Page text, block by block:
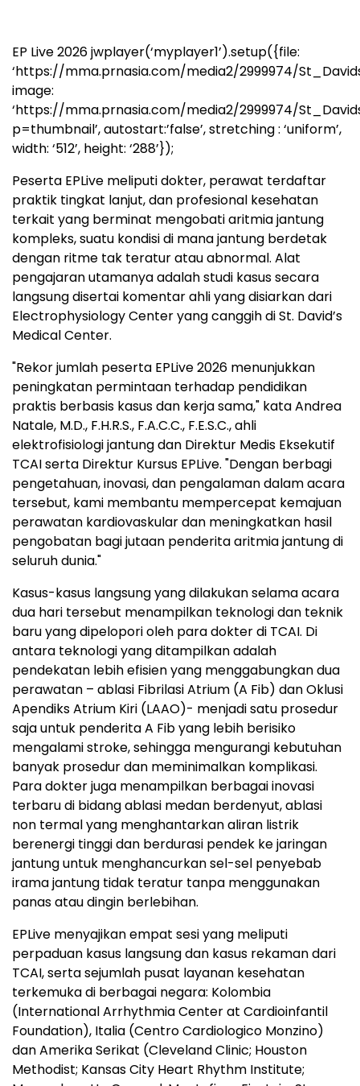
EP Live 2026jwplayer(‘myplayer1’).setup({file:
‘https://mma.prnasia.com/media2/2999974/
image:
‘https://mma.prnasia.com/media2/2999974/
p=thumbnail’, autostart:’false’, stretching : ‘uniform’,
width: ‘512’, height: ‘288’});
Peserta EPLive meliputi dokter, perawat terdaftar
praktik tingkat lanjut, dan profesional kesehatan
terkait yang berminat mengobati aritmia jantung
kompleks, suatu kondisi di mana jantung berdetak
dengan ritme tak teratur atau abnormal. Alat
pengajaran utamanya adalah studi kasus secara
langsung disertai komentar ahli yang disiarkan dari
Electrophysiology Center yang canggih di St. David’s
Medical Center.
"Rekor jumlah peserta EPLive 2026 menunjukkan
peningkatan permintaan terhadap pendidikan
praktis berbasis kasus dan kerja sama," kata Andrea
Natale, M.D., F.H.R.S., F.A.C.C., F.E.S.C., ahli
elektrofisiologi jantung dan Direktur Medis Eksekutif
TCAI serta Direktur Kursus EPLive. "Dengan berbagi
pengetahuan, inovasi, dan pengalaman dalam acara
tersebut, kami membantu mempercepat kemajuan
perawatan kardiovaskular dan meningkatkan hasil
pengobatan bagi jutaan penderita aritmia jantung di
seluruh dunia."
Kasus-kasus langsung yang dilakukan selama acara
dua hari tersebut menampilkan teknologi dan teknik
baru yang dipelopori oleh para dokter di TCAI. Di
antara teknologi yang ditampilkan adalah
pendekatan lebih efisien yang menggabungkan dua
perawatan – ablasi Fibrilasi Atrium (A Fib) dan Oklusi
Apendiks Atrium Kiri (LAAO)- menjadi satu prosedur
saja untuk penderita A Fib yang lebih berisiko
mengalami stroke, sehingga mengurangi kebutuhan
banyak prosedur dan meminimalkan komplikasi.
Para dokter juga menampilkan berbagai inovasi
terbaru di bidang ablasi medan berdenyut, ablasi
non termal yang menghantarkan aliran listrik
berenergi tinggi dan berdurasi pendek ke jaringan
jantung untuk menghancurkan sel-sel penyebab
irama jantung tidak teratur tanpa menggunakan
panas atau dingin berlebihan.
EPLive menyajikan empat sesi yang meliputi
perpaduan kasus langsung dan kasus rekaman dari
TCAI, serta sejumlah pusat layanan kesehatan
terkemuka di berbagai negara: Kolombia
(International Arrhythmia Center at Cardioinfantil
Foundation), Italia (Centro Cardiologico Monzino)
dan Amerika Serikat (Cleveland Clinic; Houston
Methodist; Kansas City Heart Rhythm Institute;